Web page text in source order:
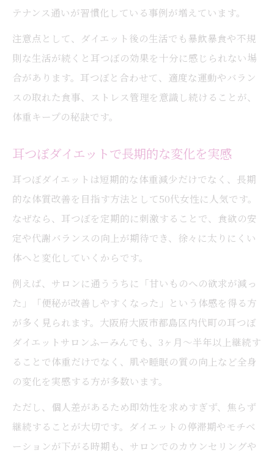
テナンス通いが習慣化している事例が増えています。
注意点として、ダイエット後の生活でも暴飲暴食や不規
則な生活が続くと耳つぼの効果を十分に感じられない場
合があります。耳つぼと合わせて、適度な運動やバラン
スの取れた食事、ストレス管理を意識し続けることが、
体重キープの秘訣です。
耳つぼダイエットで長期的な変化を実感
耳つぼダイエットは短期的な体重減少だけでなく、長期
的な体質改善を目指す方法として50代女性に人気です。
なぜなら、耳つぼを定期的に刺激することで、食欲の安
定や代謝バランスの向上が期待でき、徐々に太りにくい
体へと変化していくからです。
例えば、サロンに通ううちに「甘いものへの欲求が減っ
た」「便秘が改善しやすくなった」という体感を得る方
が多く見られます。大阪府大阪市都島区内代町の耳つぼ
ダイエットサロンふーみんでも、3ヶ月～半年以上継続す
ることで体重だけでなく、肌や睡眠の質の向上など全身
の変化を実感する方が多数います。
ただし、個人差があるため即効性を求めすぎず、焦らず
継続することが大切です。ダイエットの停滞期やモチベ
ーションが下がる時期も、サロンでのカウンセリングや